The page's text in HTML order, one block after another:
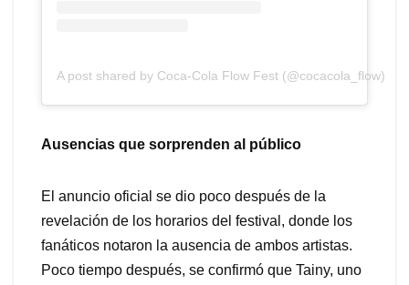
A post shared by Coca-Cola Flow Fest (@cocacola_flow)
Ausencias que sorprenden al público
El anuncio oficial se dio poco después de la
revelación de los horarios del festival, donde los
fanáticos notaron la ausencia de ambos artistas.
Poco tiempo después, se confirmó que Tainy, uno